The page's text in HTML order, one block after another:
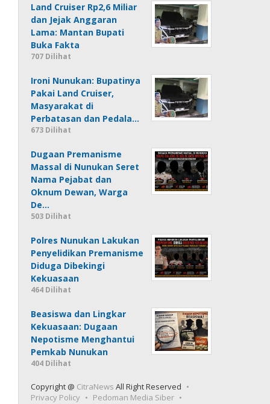
Land Cruiser Rp2,6 Miliar
dan Jejak Anggaran
Lama: Mantan Bupati
Buka Fakta
707 Dilihat
Ironi Nunukan: Bupatinya
Pakai Land Cruiser,
Masyarakat di
Perbatasan dan Pedala…
673 Dilihat
Dugaan Premanisme
Massal di Nunukan Seret
Nama Pejabat dan
Oknum Dewan, Warga
De…
503 Dilihat
Polres Nunukan Lakukan
Penyelidikan Premanisme
Diduga Dibekingi
Kekuasaan
464 Dilihat
Beasiswa dan Lingkar
Kekuasaan: Dugaan
Nepotisme Menghantui
Pemkab Nunukan
404 Dilihat
Copyright @ CitraNews All Right Reserved
Privacy Policy
Pedoman Media Siber